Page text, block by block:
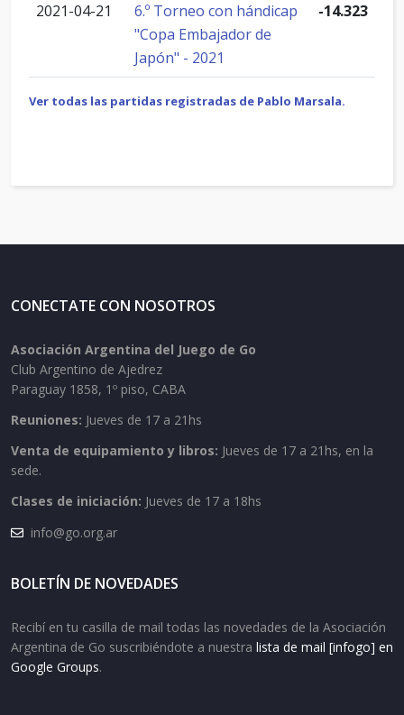
2021-04-21
6.º Torneo con hándicap
"Copa Embajador de
Japón" - 2021
-14.323
Ver todas las partidas registradas de Pablo Marsala.
CONECTATE CON NOSOTROS
Asociación Argentina del Juego de Go
Club Argentino de Ajedrez
Paraguay 1858, 1º piso, CABA
Reuniones: Jueves de 17 a 21hs
Venta de equipamiento y libros: Jueves de 17 a 21hs, en la
sede.
Clases de iniciación: Jueves de 17 a 18hs
info@go.org.ar
BOLETÍN DE NOVEDADES
Recibí en tu casilla de mail todas las novedades de la Asociación
Argentina de Go suscribiéndote a nuestra lista de mail [infogo] en
Google Groups.